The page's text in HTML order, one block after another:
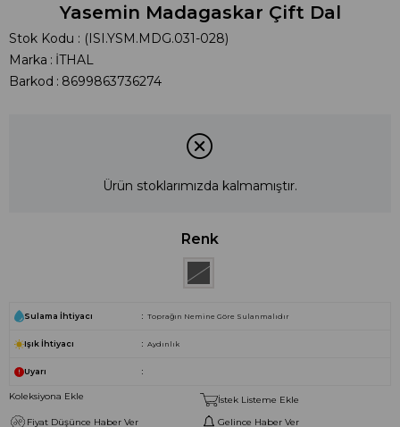
Yasemin Madagaskar Çift Dal
Stok Kodu
(ISI.YSM.MDG.031-028)
Marka : İTHAL
Barkod : 8699863736274
Ürün stoklarımızda kalmamıştır.
Renk
Sulama İhtiyacı Toprağın Nemine Göre Sulanmalıdır
Işık İhtiyacı Aydınlık
Uyarı
Koleksiyona Ekle
İstek Listeme Ekle
Fiyat Düşünce Haber Ver
Gelince Haber Ver